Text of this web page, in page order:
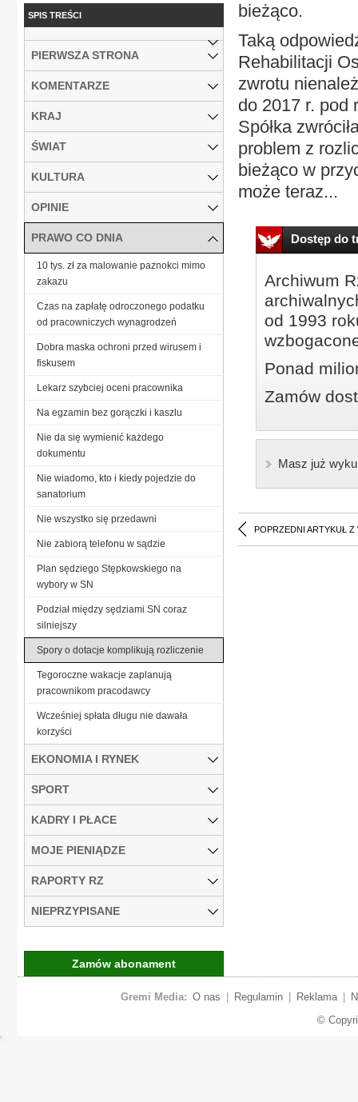
bieżąco.
Taką
Rehabilitacji
zwrotu
do 2017 r. pod
Spółka
problem z
bieżąco w
może teraz...
Dostęp do
Archiwum
od 1993
Ponad
Zamów
Masz już
POPRZEDNI ARTYKUŁ Z
SPIS TREŚCI
PIERWSZA STRONA
KOMENTARZE
KRAJ
ŚWIAT
KULTURA
OPINIE
PRAWO CO DNIA
10 tys. zł za malowanie paznokci mimo
zakazu
Czas na zapłatę odroczonego podatku
od pracowniczych wynagrodzeń
Dobra maska ochroni przed wirusem i
fiskusem
Lekarz szybciej oceni pracownika
Na egzamin bez gorączki i kaszlu
Nie da się wymienić każdego
dokumentu
Nie wiadomo, kto i kiedy pojedzie do
sanatorium
Nie wszystko się przedawni
Nie zabiorą telefonu w sądzie
Plan sędziego Stępkowskiego na
wybory w SN
Podział między sędziami SN coraz
silniejszy
Spory o dotacje komplikują rozliczenie
Tegoroczne wakacje zaplanują
pracownikom pracodawcy
Wcześniej spłata długu nie dawała
korzyści
EKONOMIA I RYNEK
SPORT
KADRY I PŁACE
MOJE PIENIĄDZE
RAPORTY RZ
NIEPRZYPISANE
Zamów abonament
Gremi Media: O nas Regulamin Reklama
©